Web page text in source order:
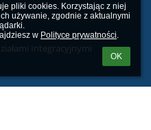
pliki cookies. Korzystając z niej
używanie, zgodnie z aktualnymi
w Polityce prywatności.
OK
Integracyjnymi